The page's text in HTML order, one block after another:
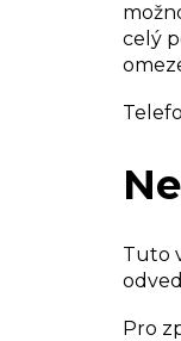
celý
Tuto
Pro